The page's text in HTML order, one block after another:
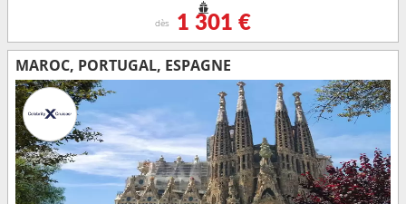
dès 1 301 €
MAROC, PORTUGAL, ESPAGNE